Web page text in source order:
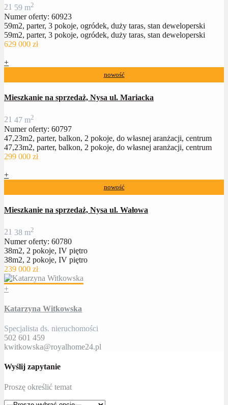
21 59 m2
Numer oferty: 60923
59m2, parter, 3 pokoje, ogródek, duży taras, stan deweloperski
59m2, parter, 3 pokoje, ogródek, duży taras, stan deweloperski
629 000 zł
+
nowość
Mieszkanie na sprzedaż, Nysa ul. Mariacka
21 47 m2
Numer oferty: 60797
47,23m2, parter, balkon, 2 pokoje, do własnej aranżacji, centrum
47,23m2, parter, balkon, 2 pokoje, do własnej aranżacji, centrum
299 000 zł
+
nowość
Mieszkanie na sprzedaż, Nysa ul. Wałowa
21 38 m2
Numer oferty: 60780
38m2, 2 pokoje, IV piętro
38m2, 2 pokoje, IV piętro
239 000 zł
+
Katarzyna Witkowska
Specjalista ds. nieruchomości
502 601 459
kwitkowska@royalhome24.pl
Wyślij zapytanie
Proszę określić temat